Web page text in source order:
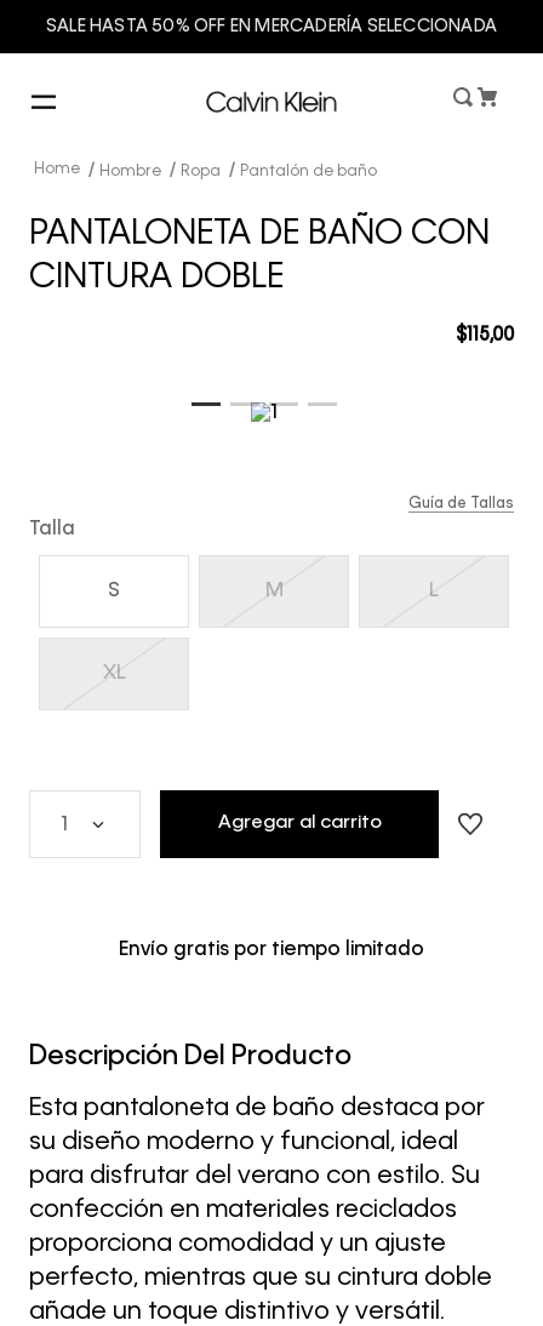
SALE HASTA 50% OFF EN MERCADERÍA SELECCIONADA
Hombre Ropa Pantalón de baño
PANTALONETA DE BAÑO CON
CINTURA DOBLE
$115,00
Talla
S M L
XL
Guía de Tallas
Agregar al carrito
Envío gratis por tiempo limitado
Descripción Del Producto
Esta pantaloneta de baño destaca por
su diseño moderno y funcional, ideal
para disfrutar del verano con estilo. Su
confección en materiales reciclados
proporciona comodidad y un ajuste
perfecto, mientras que su cintura doble
añade un toque distintivo y versátil.